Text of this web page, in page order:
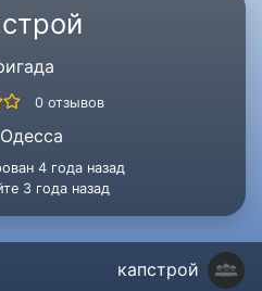
0 отзывов
Одесса
4 года назад
3 года назад
капстрой